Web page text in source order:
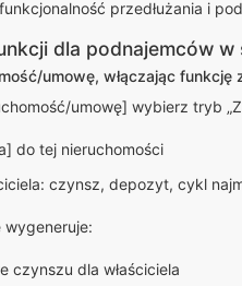
przedłużania i
dla podnajemców w
umowę, włączając funkcję
umowę] wybierz tryb
do tej nieruchomości
czynsz, depozyt, cykl
wygeneruje:
czynszu dla właściciela